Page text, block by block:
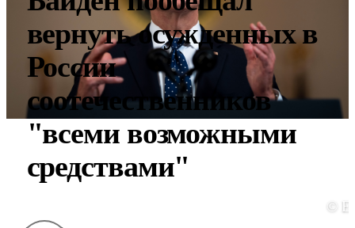
вернуть осужденных в
России
соотечественников
"всеми возможными
средствами"
©